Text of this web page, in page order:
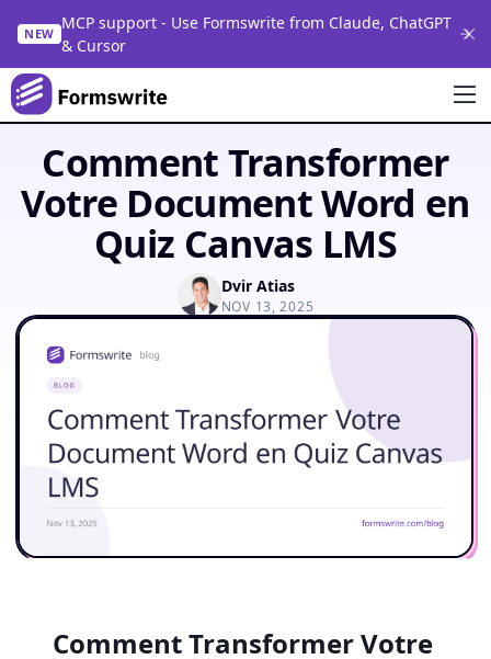
NEW
MCP support - Use Formswrite from Claude, ChatGPT
& Cursor
Comment Transformer
Votre Document Word en
Quiz Canvas LMS
Dvir Atias
NOV 13, 2025
Comment Transformer Votre